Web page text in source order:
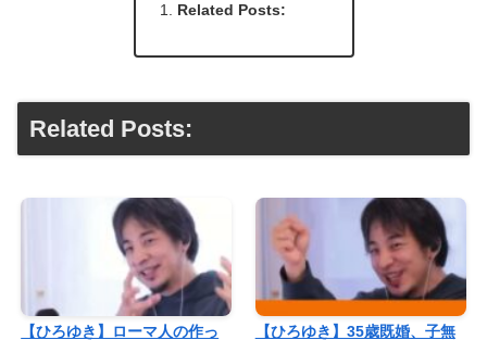
Related Posts:
Related Posts:
【ひろゆき】ローマ人の作っ 【ひろゆき】35歳既婚、子無